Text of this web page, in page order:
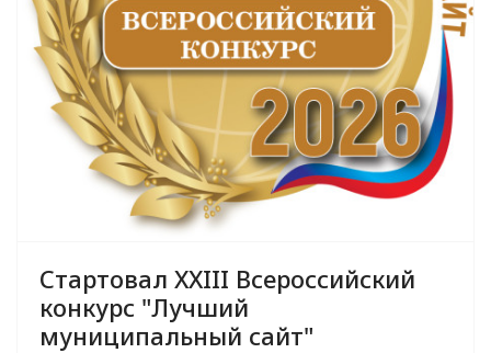
Стартовал XXIII Всероссийский
конкурс "Лучший
муниципальный сайт"